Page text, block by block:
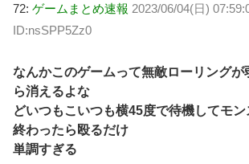
72: ゲームまとめ速報 2023/06/04(日)
ID:nsSPP5Zz0
なんかこのゲームって無敵ローリングが
ら消えるよな
どいつもこいつも横45度で待機してモン
終わったら殴るだけ
単調すぎる